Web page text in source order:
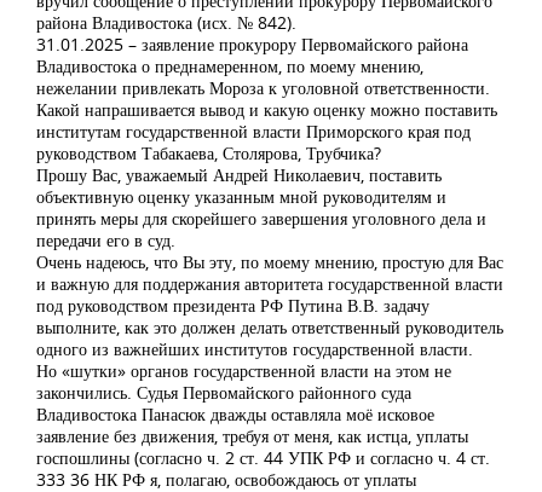
района Владивостока (исх. № 842).
31.01.2025 – заявление прокурору Первомайского района
Владивостока о преднамеренном, по моему мнению,
нежелании привлекать Мороза к уголовной ответственности.
Какой напрашивается вывод и какую оценку можно поставить
институтам государственной власти Приморского края под
руководством Табакаева, Столярова, Трубчика?
Прошу Вас, уважаемый Андрей Николаевич, поставить
объективную оценку указанным мной руководителям и
принять меры для скорейшего завершения уголовного дела и
передачи его в суд.
Очень надеюсь, что Вы эту, по моему мнению, простую для Вас
и важную для поддержания авторитета государственной власти
под руководством президента РФ Путина В.В. задачу
выполните, как это должен делать ответственный руководитель
одного из важнейших институтов государственной власти.
Но «шутки» органов государственной власти на этом не
закончились. Судья Первомайского районного суда
Владивостока Панасюк дважды оставляла моё исковое
заявление без движения, требуя от меня, как истца, уплаты
госпошлины (согласно ч. 2 ст. 44 УПК РФ и согласно ч. 4 ст.
333 36 НК РФ я, полагаю, освобождаюсь от уплаты